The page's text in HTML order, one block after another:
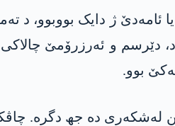
بوو.
لەشکەری دە جھ